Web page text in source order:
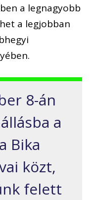
a legnagyobb
a legjobban
8-án
a
Bika
közt,
felett